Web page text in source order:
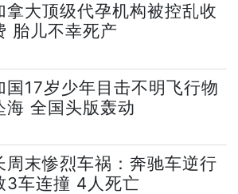
拿大顶级代孕机构被控乱收
胎儿不幸死产
国17岁少年目击不明飞行物
海 全国头版轰动
周末惨烈车祸：奔驰车逆行
3车连撞 4人死亡